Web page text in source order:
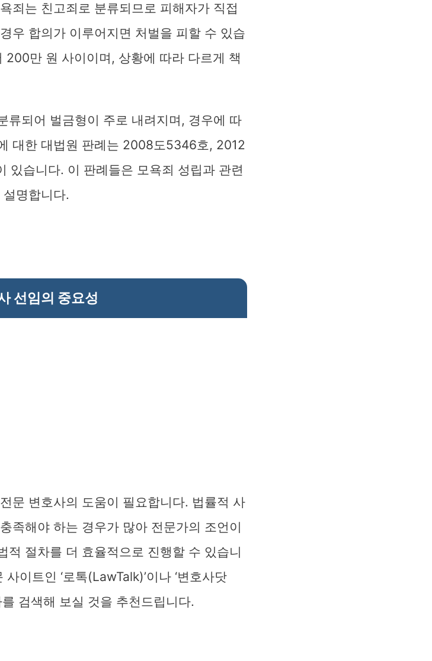
죄는 친고죄로 분류되므로 피해자가 직접
우 합의가 이루어지면 처벌을 피할 수 있습
만 원 사이이며, 상황에 따라 다르게 책
류되어 벌금형이 주로 내려지며, 경우에 따
대한 대법원 판례는 2008도5346호, 2012
있습니다. 이 판례들은 모욕죄 성립과 관련
명합니다.
선임의 중요성
문 변호사의 도움이 필요합니다. 법률적 사
족해야 하는 경우가 많아 전문가의 조언이
적 절차를 더 효율적으로 진행할 수 있습니
이트인 ‘로톡(LawTalk)’이나 ‘변호사닷
검색해 보실 것을 추천드립니다.